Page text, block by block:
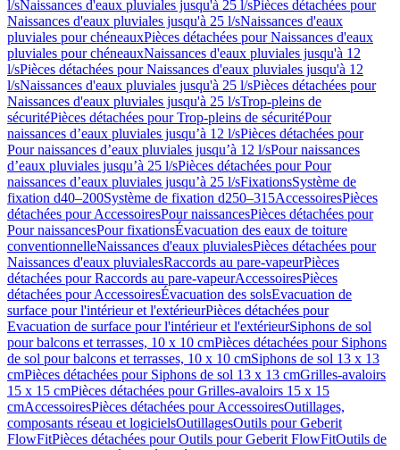
l/sNaissances d'eaux pluviales jusqu'à 25 l/sPièces détachées pour
Naissances d'eaux pluviales jusqu'à 25 l/sNaissances d'eaux
pluviales pour chéneauxPièces détachées pour Naissances d'eaux
pluviales pour chéneauxNaissances d'eaux pluviales jusqu'à 12
l/sPièces détachées pour Naissances d'eaux pluviales jusqu'à 12
l/sNaissances d'eaux pluviales jusqu'à 25 l/sPièces détachées pour
Naissances d'eaux pluviales jusqu'à 25 l/sTrop-pleins de
sécuritéPièces détachées pour Trop-pleins de sécuritéPour
naissances d’eaux pluviales jusqu’à 12 l/sPièces détachées pour
Pour naissances d’eaux pluviales jusqu’à 12 l/sPour naissances
d’eaux pluviales jusqu’à 25 l/sPièces détachées pour Pour
naissances d’eaux pluviales jusqu’à 25 l/sFixationsSystème de
fixation d40–200Système de fixation d250–315AccessoiresPièces
détachées pour AccessoiresPour naissancesPièces détachées pour
Pour naissancesPour fixationsÉvacuation des eaux de toiture
conventionnelleNaissances d'eaux pluvialesPièces détachées pour
Naissances d'eaux pluvialesRaccords au pare-vapeurPièces
détachées pour Raccords au pare-vapeurAccessoiresPièces
détachées pour AccessoiresÉvacuation des solsEvacuation de
surface pour l'intérieur et l'extérieurPièces détachées pour
Evacuation de surface pour l'intérieur et l'extérieurSiphons de sol
pour balcons et terrasses, 10 x 10 cmPièces détachées pour Siphons
de sol pour balcons et terrasses, 10 x 10 cmSiphons de sol 13 x 13
cmPièces détachées pour Siphons de sol 13 x 13 cmGrilles-avaloirs
15 x 15 cmPièces détachées pour Grilles-avaloirs 15 x 15
cmAccessoiresPièces détachées pour AccessoiresOutillages,
composants réseau et logicielsOutillagesOutils pour Geberit
FlowFitPièces détachées pour Outils pour Geberit FlowFitOutils de